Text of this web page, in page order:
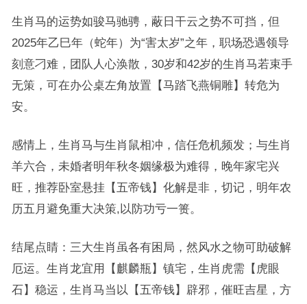
生肖马的运势如骏马驰骋，蔽日干云之势不可挡，但
2025年乙巳年（蛇年）为“害太岁”之年，职场恐遇领导
刻意刁难，团队人心涣散，30岁和42岁的生肖马若束手
无策，可在办公桌左角放置【马踏飞燕铜雕】转危为
安。
感情上，生肖马与生肖鼠相冲，信任危机频发；与生肖
羊六合，未婚者明年秋冬姻缘极为难得，晚年家宅兴
旺，推荐卧室悬挂【五帝钱】化解是非，切记，明年农
历五月避免重大决策,以防功亏一篑。
结尾点睛：三大生肖虽各有困局，然风水之物可助破解
厄运。生肖龙宜用【麒麟瓶】镇宅，生肖虎需【虎眼
石】稳运，生肖马当以【五帝钱】辟邪，催旺吉星，方